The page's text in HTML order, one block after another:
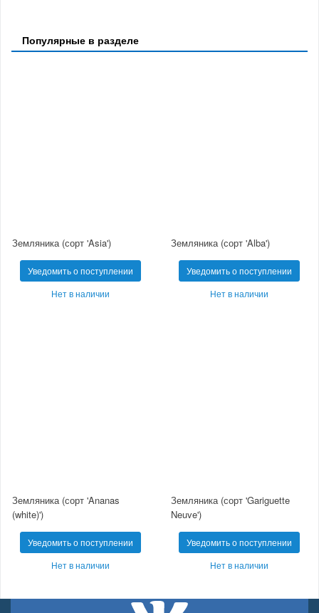
Популярные в разделе
Земляника (сорт 'Asia')
Уведомить о поступлении
Нет в наличии
Земляника (сорт 'Alba')
Уведомить о поступлении
Нет в наличии
Земляника (сорт 'Ananas
(white)')
Уведомить о поступлении
Нет в наличии
Земляника (сорт 'Gariguette
Neuve')
Уведомить о поступлении
Нет в наличии